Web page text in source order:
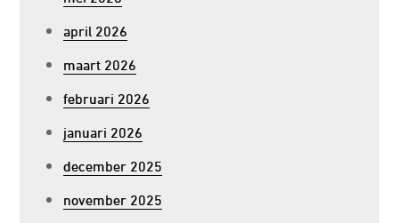
april 2026
maart 2026
februari 2026
januari 2026
december 2025
november 2025